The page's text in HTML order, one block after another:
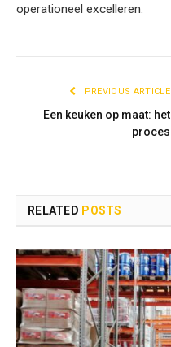
operationeel excelleren.
PREVIOUS ARTICLE
Een keuken op maat: het
proces
RELATED POSTS